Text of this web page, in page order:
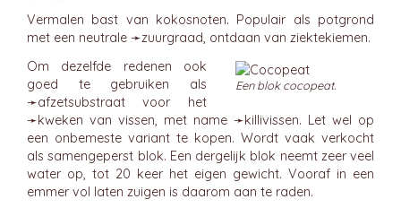
Vermalen bast van kokosnoten. Populair als potgrond
met een neutrale ➛zuurgraad, ontdaan van ziektekiemen.
Een blok cocopeat.
Om dezelfde redenen ook
goed te gebruiken als
➛afzetsubstraat voor het
➛kweken van vissen, met name ➛killivissen. Let wel op
een onbemeste variant te kopen. Wordt vaak verkocht
als samengeperst blok. Een dergelijk blok neemt zeer veel
water op, tot 20 keer het eigen gewicht. Vooraf in een
emmer vol laten zuigen is daarom aan te raden.